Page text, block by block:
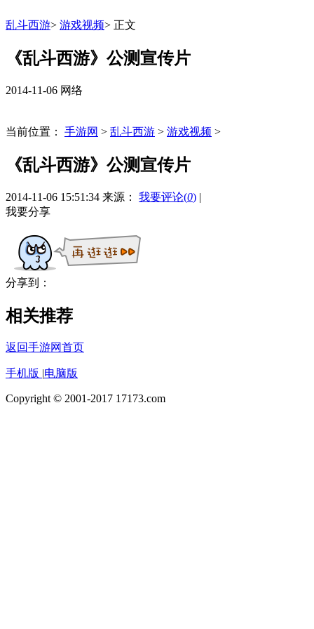
乱斗西游> 游戏视频> 正文
《乱斗西游》公测宣传片
2014-11-06 网络
当前位置： 手游网 > 乱斗西游 > 游戏视频 >
《乱斗西游》公测宣传片
2014-11-06 15:51:34 来源： 我要评论(0) |
我要分享
分享到：
相关推荐
返回手游网首页
手机版 |电脑版
Copyright © 2001-2017 17173.com